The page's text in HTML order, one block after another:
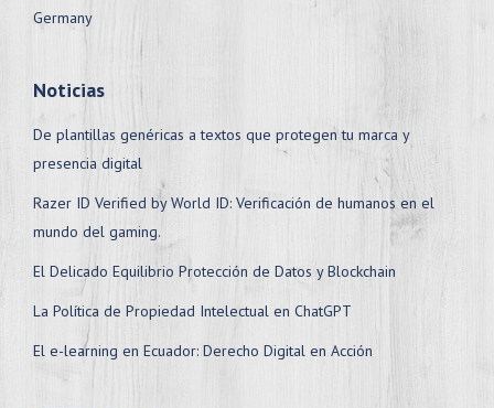
Germany
Noticias
De plantillas genéricas a textos que protegen tu marca y
presencia digital
Razer ID Verified by World ID: Verificación de humanos en el
mundo del gaming.
El Delicado Equilibrio Protección de Datos y Blockchain
La Política de Propiedad Intelectual en ChatGPT
El e-learning en Ecuador: Derecho Digital en Acción